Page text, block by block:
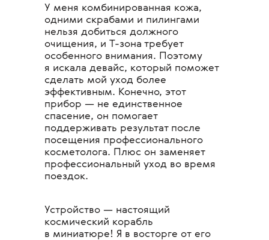
У меня комбинированная кожа,
одними скрабами и пилингами
нельзя добиться должного
очищения, и Т-зона требует
особенного внимания. Поэтому
я искала девайс, который поможет
сделать мой уход более
эффективным. Конечно, этот
прибор — не единственное
спасение, он помогает
поддерживать результат после
посещения профессионального
косметолога. Плюс он заменяет
профессиональный уход во время
поездок.
Устройство — настоящий
космический корабль
в миниатюре! Я в восторге от его